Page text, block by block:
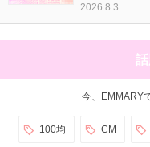
2026.8.3
今、EMMARY
100均 CM